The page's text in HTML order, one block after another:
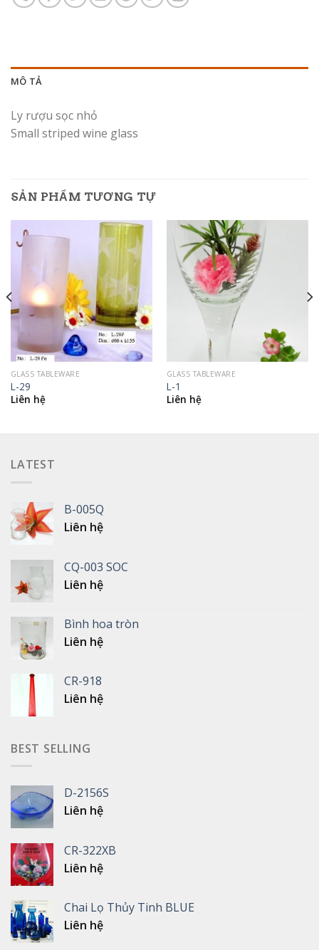
MÔ TẢ
Ly rượu sọc nhỏ
Small striped wine glass
SẢN PHẨM TƯƠNG TỰ
GLASS TABLEWARE
L-29
Liên hệ
GLASS TABLEWARE
L-1
Liên hệ
LATEST
B-005Q
Liên hệ
CQ-003 SOC
Liên hệ
Bình hoa tròn
Liên hệ
CR-918
Liên hệ
BEST SELLING
D-2156S
Liên hệ
CR-322XB
Liên hệ
Chai Lọ Thủy Tinh BLUE
Liên hệ